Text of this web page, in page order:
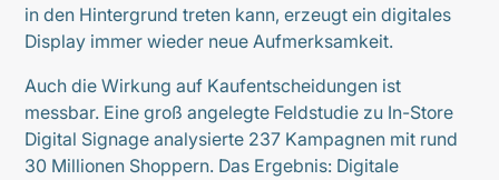
in den Hintergrund treten kann, erzeugt ein digitales
Display immer wieder neue Aufmerksamkeit.
Auch die Wirkung auf Kaufentscheidungen ist
messbar. Eine groß angelegte Feldstudie zu In-Store
Digital Signage analysierte 237 Kampagnen mit rund
30 Millionen Shoppern. Das Ergebnis: Digitale